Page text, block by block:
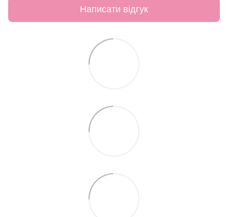
Написати відгук